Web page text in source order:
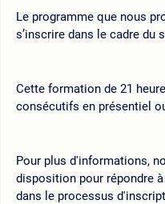
Le programme que nous
s’inscrire dans le cadre du
Cette formation de 21
consécutifs en présentiel
Pour plus d'informations,
disposition pour répondre
dans le processus